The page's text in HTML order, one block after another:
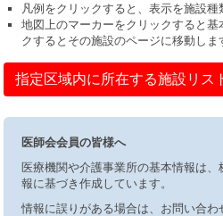
凡例をクリックすると、表示を施設種
地図上のマーカーをクリックすると
クするとその施設のページに移動しま
指定区域内に所在する施設リス
医師会会員の皆様へ
医療機関や介護事業所の基本情報は
報に基づき作成しています。
情報に誤りがある場合は、お問い合